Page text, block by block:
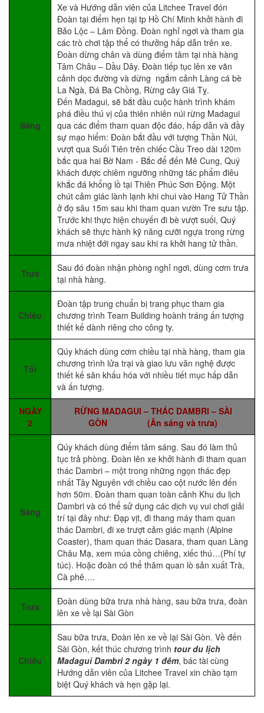
Sáng
Xe và Hướng dẫn viên của Litchee Travel đón
Đoàn tại điểm hẹn tại tp Hồ Chí Minh khởi hành đi
Bảo Lộc – Lâm Đồng. Đoàn nghỉ ngơi và tham gia
các trò chơi tập thể có thưởng hấp dẫn trên xe.
Đoàn dừng chân và dùng điểm tâm tại nhà hàng
Tâm Châu – Dầu Dây. Đoàn tiếp tục lên xe vãn
cảnh dọc đường và dừng ngắm cảnh Làng cá bè
La Ngà, Đá Ba Chồng, Rừng cây Giá Tỵ.
Đến Madagui, sẽ bắt đầu cuộc hành trình khám
phá điều thú vị của thiên nhiên núi rừng Madagui
qua các điểm tham quan độc đáo, hấp dẫn và đầy
sự mạo hiểm: Đoàn bắt đầu với tượng Thần Núi,
vượt qua Suối Tiên trên chiếc Cầu Treo dài 120m
bắc qua hai Bờ Nam - Bắc để đến Mê Cung, Quý
khách được chiêm ngưỡng những tác phẩm điêu
khắc đá khổng lồ tại Thiên Phúc Sơn Động. Một
chút cảm giác lành lạnh khi chui vào Hang Tử Thần
ở đọ sâu 15m sau khi tham quan vườn Tre sưu tập.
Trước khi thực hiện chuyến đi bè vượt suối, Quý
khách sẽ thực hành kỹ năng cưỡi ngựa trong rừng
mưa nhiệt đới ngay sau khi ra khởi hang tử thần.
Trưa
Sau đó đoàn nhận phòng nghỉ ngơi, dùng cơm trưa
tại nhà hàng.
Chiều
Đoàn tập trung chuẩn bị trang phục tham gia
chương trình Team Building hoành tráng ấn tượng
thiết kế dành riêng cho công ty.
Tối
Qúy khách dùng cơm chiều tại nhà hàng, tham gia
chương trình lửa trại và giao lưu văn nghệ được
thiết kế sân khấu hóa với nhiều tiết mục hấp dẫn
và ấn tượng.
NGÀY
2
RỪNG MADAGUI – THÁC DAMBRI – SÀI
GÒN (Ăn sáng và trưa)
Sáng
Qúy khách dùng điểm tâm sáng. Sau đó làm thủ
tục trả phòng. Đoàn lên xe khởi hành đi tham quan
thác Dambri – một trong những ngọn thác đẹp
nhất Tây Nguyên với chiều cao cột nước lên đến
hơn 50m. Đoàn tham quan toàn cảnh Khu du lịch
Dambri và có thể sử dụng các dịch vụ vui chơi giải
trí tại đây như: Đạp vịt, đi thang máy tham quan
thác Dambri, đi xe trượt cảm giác mạnh (Alpine
Coaster), tham quan thác Dasara, tham quan Làng
Châu Mạ, xem múa cồng chiêng, xiếc thú…(Phí tự
túc). Hoặc đoàn có thể thăm quan lò sản xuất Trà,
Cà phê….
Trưa
Đoàn dùng bữa trưa nhà hàng, sau bữa trưa, đoàn
lên xe về lại Sài Gòn
Chiều
Sau bữa trưa, Đoàn lên xe về lại Sài Gòn. Về đến
Sài Gòn, kết thúc chương trình tour du lịch
Madagui Dambri 2 ngày 1 đêm, bác tài cùng
Hướng dẫn viên của Litchee Travel xin chào tạm
biệt Quý khách và hẹn gặp lại.